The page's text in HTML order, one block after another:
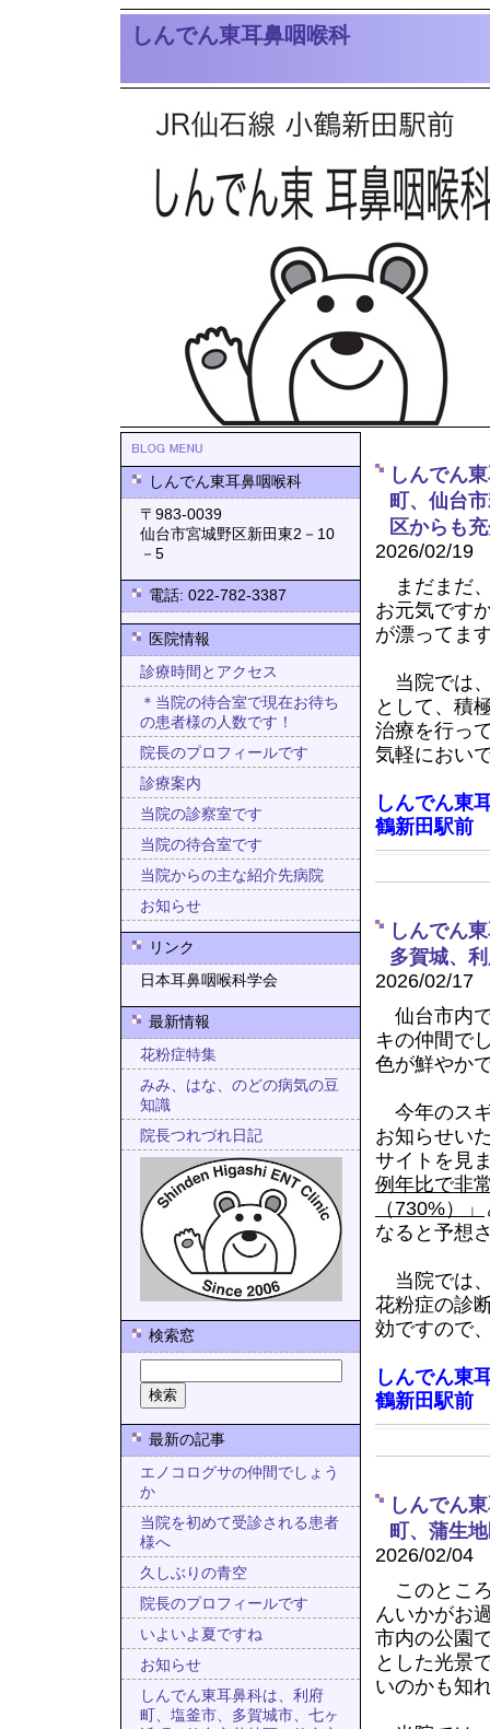
しんでん東耳鼻咽喉科
しんでん東耳鼻咽喉科
〒983-0039
仙台市宮城野区新田東2－10
－5
電話: 022-782-3387
医院情報
診療時間とアクセス
＊当院の待合室で現在お待ち
の患者様の人数です！
院長のプロフィールです
診療案内
当院の診察室です
当院の待合室です
当院からの主な紹介先病院
お知らせ
リンク
日本耳鼻咽喉科学会
最新情報
花粉症特集
みみ、はな、のどの病気の豆
知識
院長つれづれ日記
検索窓
最新の記事
エノコログサの仲間でしょう
か
当院を初めて受診される患者
様へ
久しぶりの青空
院長のプロフィールです
いよいよ夏ですね
お知らせ
しんでん東耳鼻科は、利府
町、塩釜市、多賀城市、七ヶ
しんでん
町、仙台
区からも
2026/02/19
まだまだ
お元気です
が漂ってま
当院では
として、積
治療を行っ
気軽におい
しんでん東
鶴新田駅前
しんでん
多賀城、
2026/02/17
仙台市内
キの仲間で
色が鮮やか
今年のス
お知らせい
サイトを見
例年比で非
（730%）」
なると予想
当院では
花粉症の診
効ですので
しんでん東
鶴新田駅前
しんでん
町、蒲生
2026/02/04
このとこ
んいかがお
市内の公園
とした光景
いのかも知